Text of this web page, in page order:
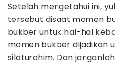
Setelah mengetahui ini,
tersebut disaat momen
bukber untuk hal-hal
momen bukber dijadikan
silaturahim. Dan